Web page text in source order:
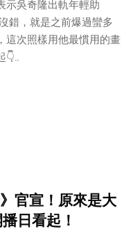
示吳奇隆出軌年輕助
錯，就是之前爆過蠻多
這次照樣用他最慣用的畫
👇…
官宣！原來是大
日看起！